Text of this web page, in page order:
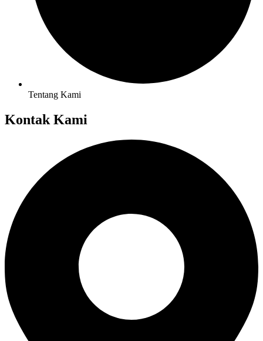
Tentang Kami
Kontak Kami